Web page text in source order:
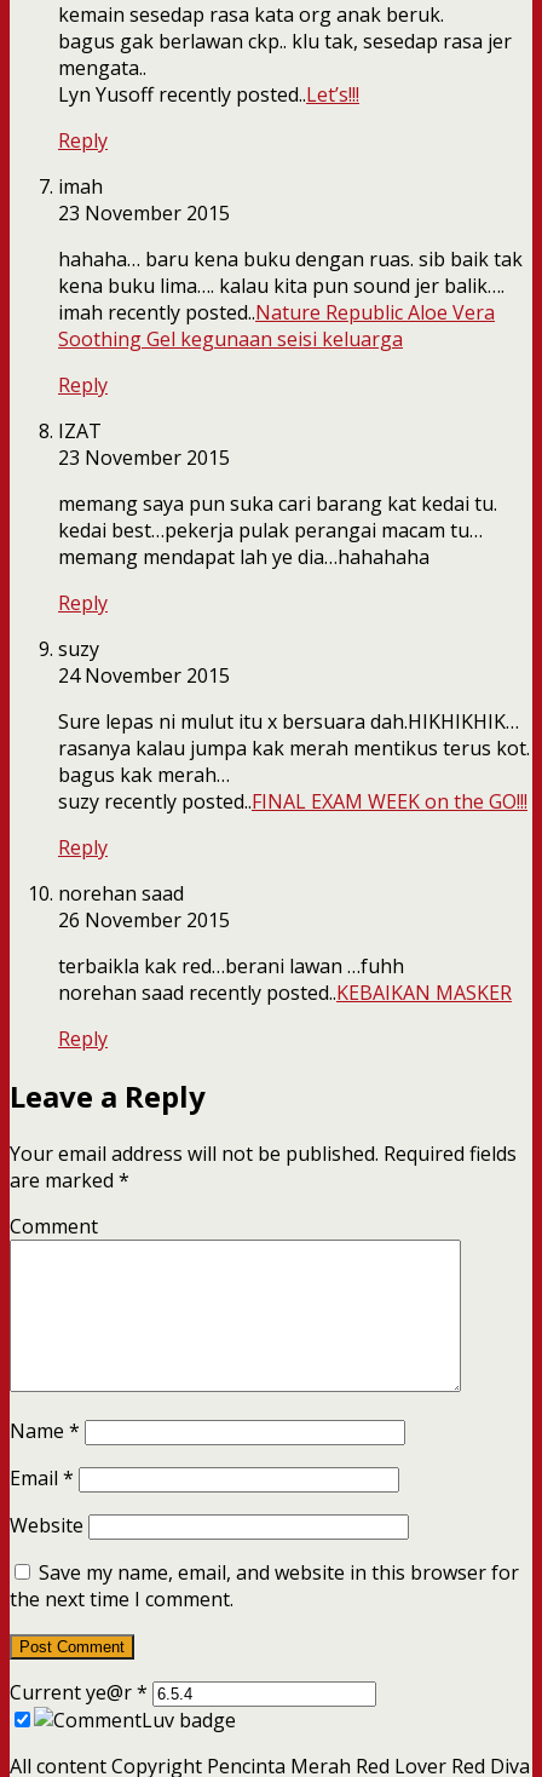
kemain sesedap rasa kata org anak beruk.
bagus gak berlawan ckp.. klu tak, sesedap rasa jer
mengata..
Lyn Yusoff recently posted..Let’s!!!
Reply
imah
23 November 2015
hahaha… baru kena buku dengan ruas. sib baik tak
kena buku lima…. kalau kita pun sound jer balik….
imah recently posted..Nature Republic Aloe Vera
Soothing Gel kegunaan seisi keluarga
Reply
IZAT
23 November 2015
memang saya pun suka cari barang kat kedai tu.
kedai best…pekerja pulak perangai macam tu…
memang mendapat lah ye dia…hahahaha
Reply
suzy
24 November 2015
Sure lepas ni mulut itu x bersuara dah.HIKHIKHIK…
rasanya kalau jumpa kak merah mentikus terus kot.
bagus kak merah…
suzy recently posted..FINAL EXAM WEEK on the GO!!!
Reply
norehan saad
26 November 2015
terbaikla kak red…berani lawan …fuhh
norehan saad recently posted..KEBAIKAN MASKER
Reply
Leave a Reply
Your email address will not be published. Required fields
are marked *
Comment
Name *
Email *
Website
Save my name, email, and website in this browser for
the next time I comment.
Current ye@r*
All content Copyright Pencinta Merah Red Lover Red Diva